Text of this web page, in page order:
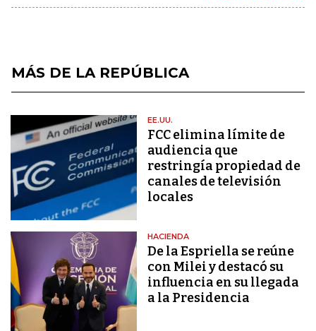
MÁS DE LA REPÚBLICA
EE.UU.
FCC elimina límite de
audiencia que
restringía propiedad de
canales de televisión
locales
HACIENDA
De la Espriella se reúne
con Milei y destacó su
influencia en su llegada
a la Presidencia